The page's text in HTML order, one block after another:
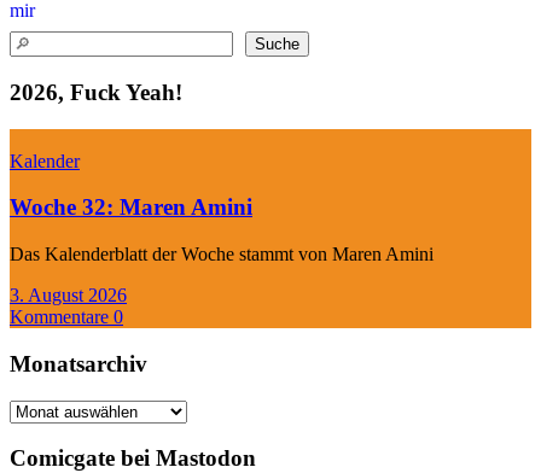
Suchen Suche
2026, Fuck Yeah!
Kalender
Woche 32: Maren Amini
Das Kalenderblatt der Woche stammt von Maren Amini
3. August 2026
Kommentare 0
Monatsarchiv
Monatsarchiv
Comicgate bei Mastodon